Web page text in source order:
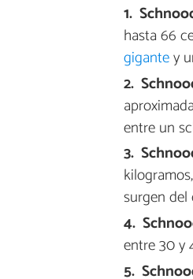
hasta 66
gigantey
entre un
surgen
entre 30 y